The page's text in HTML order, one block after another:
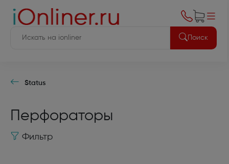
Поиск
Status
Перфораторы
Фильтр